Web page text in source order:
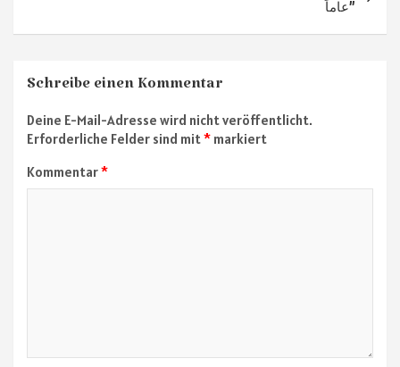
عاماً”
Schreibe einen Kommentar
Deine E-Mail-Adresse wird nicht veröffentlicht.
Erforderliche Felder sind mit* markiert
Kommentar*